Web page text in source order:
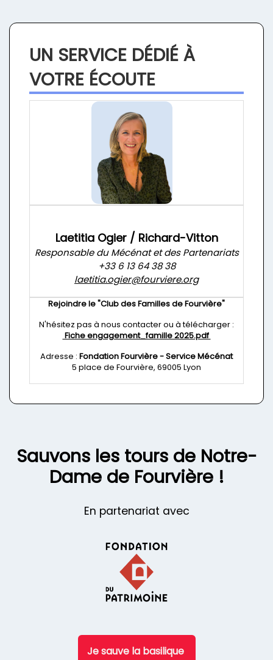
UN SERVICE DÉDIÉ À
VOTRE ÉCOUTE
Laetitia Ogier / Richard-Vitton
Responsable du Mécénat et des Partenariats
+33 6 13 64 38 38
laetitia.ogier@fourviere.org
Rejoindre le "Club des Familles de Fourvière"
N'hésitez pas à nous contacter ou à télécharger :
Fiche engagement_famille 2025.pdf
Adresse : Fondation Fourvière - Service Mécénat
5 place de Fourvière, 69005 Lyon
Sauvons les tours de Notre-
Dame de Fourvière !
En partenariat avec
Je sauve la basilique